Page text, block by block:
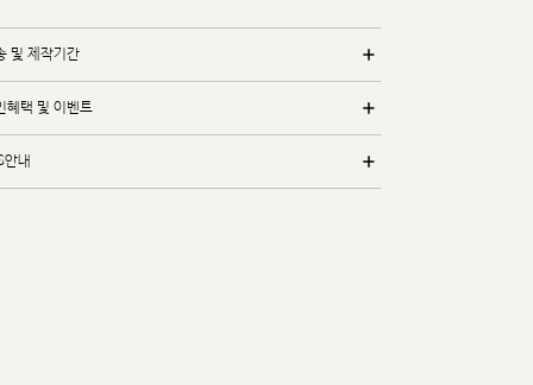
및 제작기간
혜택 및 이벤트
내